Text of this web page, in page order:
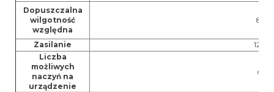
Dopuszczalna
wilgotność
względna
80 %
Zasilanie
120
Liczba
możliwych
naczyń na
urządzenie
do 2